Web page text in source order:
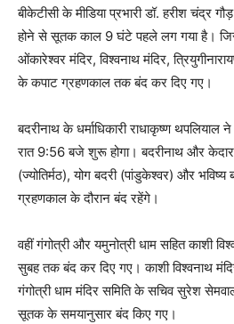
बीकेटीसी के मीडिया प्रभारी डॉ. हरीश चंद्र
होने से सूतक काल 9 घंटे पहले लग गया है।
ओंकारेश्वर मंदिर, विश्वनाथ मंदिर,
के कपाट ग्रहणकाल तक बंद कर दिए गए।
बदरीनाथ के धर्माधिकारी राधाकृष्ण थपलियाल
रात 9:56 बजे शुरू होगा। बदरीनाथ और
(ज्योतिर्मठ), योग बदरी (पांडुकेश्वर) और
ग्रहणकाल के दौरान बंद रहेंगे।
वहीं गंगोत्री और यमुनोत्री धाम सहित काशी
सुबह तक बंद कर दिए गए। काशी विश्वनाथ
गंगोत्री धाम मंदिर समिति के सचिव सुरेश
सूतक के समयानुसार बंद किए गए।